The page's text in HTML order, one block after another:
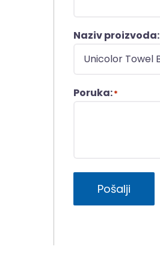
Naziv proizvoda:
Poruka:*
Pošalji